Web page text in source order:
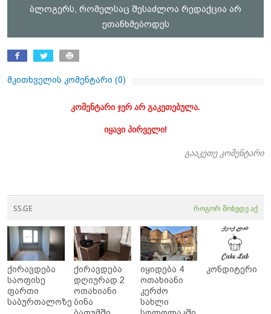
ბლოგერს, რომელსაც შესაძლოა რედაქცია არ
ეთანხმებოდეს
მკითხველის კომენტარი (0)
კომენტარი ჯერ არ გაკეთებულა.
იყავი პირველი!
გააკეთე კომენტარი
SS.GE როგორ მოხვდე აქ
ქირავდება
საოფისე
ფართი
საბურთალოზე
ქირავდება
დღიურად 2
ოთახიანი
ბინა
იყიდება 4
ოთახიანი
კერძო
სახლი
კონდიტერი